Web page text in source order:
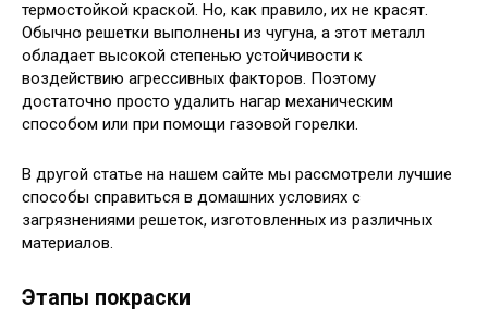
термостойкой краской. Но, как правило, их не красят.
Обычно решетки выполнены из чугуна, а этот металл
обладает высокой степенью устойчивости к
воздействию агрессивных факторов. Поэтому
достаточно просто удалить нагар механическим
способом или при помощи газовой горелки.
В другой статье на нашем сайте мы рассмотрели лучшие
способы справиться в домашних условиях с
загрязнениями решеток, изготовленных из различных
материалов.
Этапы покраски